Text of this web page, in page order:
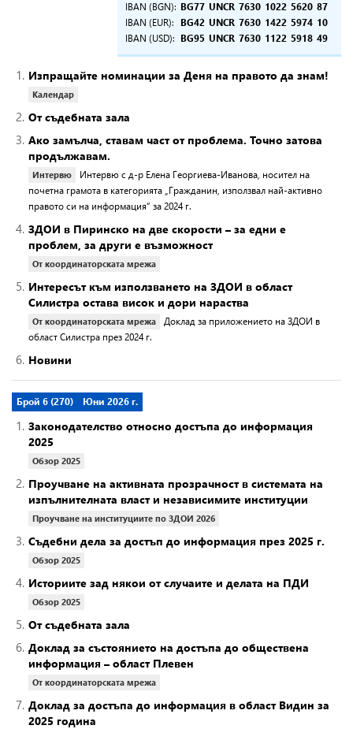
IBAN (BGN): BG77 UNCR 7630 1022 5620 87
IBAN (EUR):
BG42 UNCR 7630 1422 5974 10
IBAN (USD): BG95 UNCR 7630 1122 5918 49
1. Изпращайте номинации за Деня на правото да знам!
Календар
2. От съдебната зала
3. Ако замълча, ставам част от проблема. Точно затова
продължавам.
Интервю
Интервю с д-р Елена Георгиева-Иванова, носител на
почетна грамота в категорията „Гражданин, използвал най-активно
правото си на информация“ за 2024 г.
4. ЗДОИ в Пиринско на две скорости – за едни е
проблем, за други е възможност
От координаторската мрежа
5. Интересът към използването на ЗДОИ в област
Силистра остава висок и дори нараства
От координаторската мрежа
Доклад за приложението на ЗДОИ в
област Силистра през 2024 г.
6. Новини
Брой 6 (270) Юни 2026 г.
1. Законодателство относно достъпа до информация
2025
Обзор 2025
2. Проучване на активната прозрачност в системата на
изпълнителната власт и независимите институции
Проучване на институциите по ЗДОИ 2026
3. Съдебни дела за достъп до информация през 2025 г.
Обзор 2025
4. Историите зад някои от случаите и делата на ПДИ
Обзор 2025
5. От съдебната зала
6. Доклад за състоянието на достъпа до обществена
информация – област Плевен
От координаторската мрежа
7. Доклад за достъпа до информация в област Видин за
2025 година